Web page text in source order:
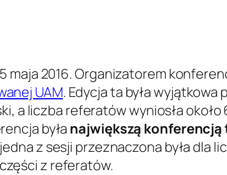
maja 2016. Organizatorem
UAM. Edycja ta była
a liczba referatów wyniosła
była największą konferencją
z sesji przeznaczona była dla
z referatów.